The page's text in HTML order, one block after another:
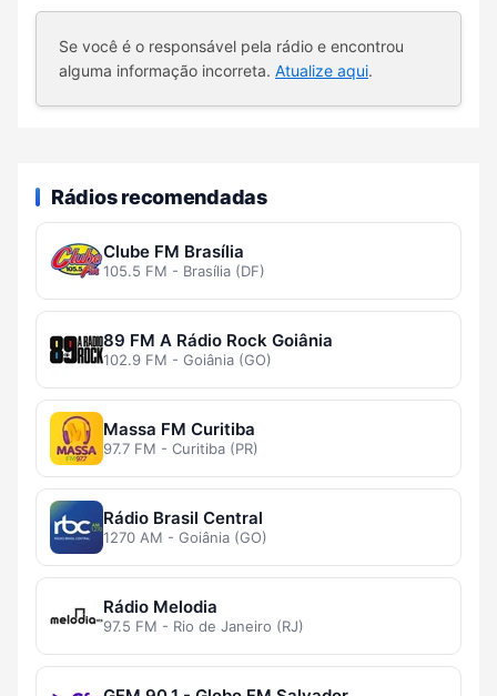
Se você é o responsável pela rádio e encontrou
alguma informação incorreta. Atualize aqui.
Rádios recomendadas
Clube FM Brasília
105.5 FM - Brasília (DF)
89 FM A Rádio Rock Goiânia
102.9 FM - Goiânia (GO)
Massa FM Curitiba
97.7 FM - Curitiba (PR)
Rádio Brasil Central
1270 AM - Goiânia (GO)
Rádio Melodia
97.5 FM - Rio de Janeiro (RJ)